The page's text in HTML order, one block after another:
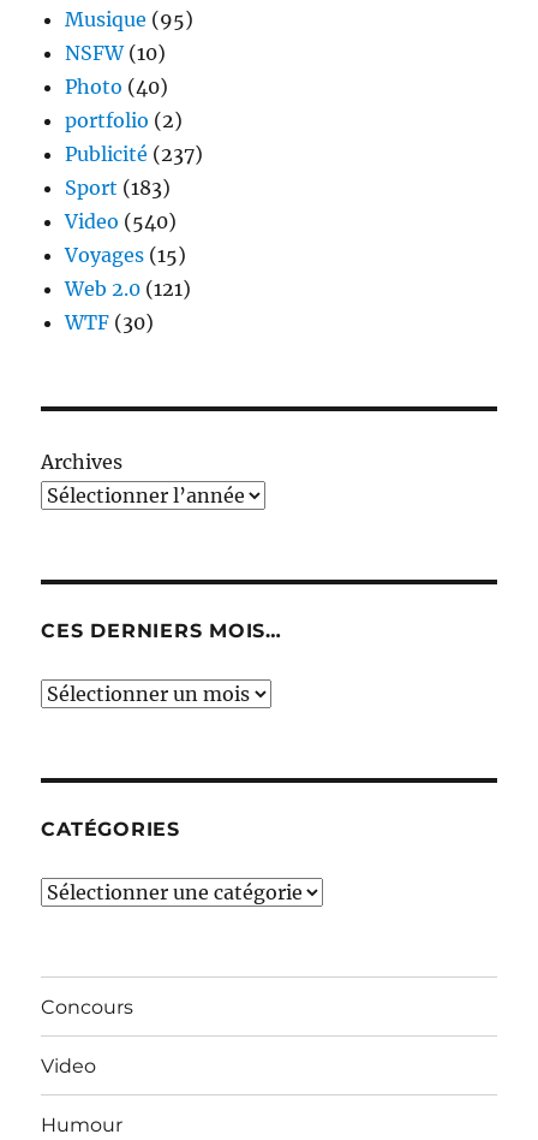
Musique (95)
NSFW(10)
Photo (40)
portfolio (2)
Publicité (237)
Sport (183)
Video (540)
Voyages (15)
Web 2.0 (121)
WTF (30)
Archives
CES DERNIERS MOIS…
Ces
CATÉGORIES
Catégories
Concours
Video
Humour